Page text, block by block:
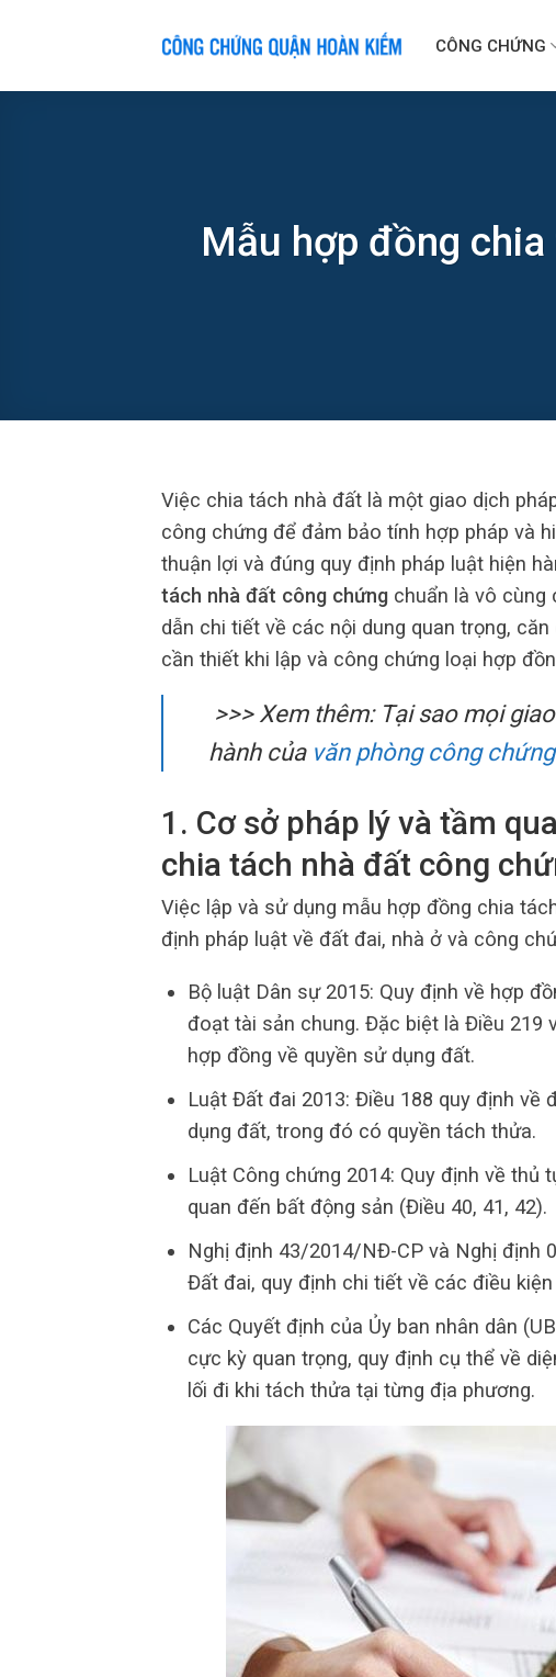
CÔNG CHỨNG
Mẫu hợp đồng
Việc chia tách nhà đất là một giao dịch
công chứng để đảm bảo tính hợp pháp và
thuận lợi và đúng quy định pháp luật hiện
tách nhà đất công chứng chuẩn là vô cùng
dẫn chi tiết về các nội dung quan trọng,
cần thiết khi lập và công chứng loại hợp
>>> Xem thêm: Tại sao mọi
hành củavăn phòng công chứng
1. Cơ sở pháp lý và tầm
chia tách nhà đất công
Việc lập và sử dụng mẫu hợp đồng chia
định pháp luật về đất đai, nhà ở và công
Bộ luật Dân sự 2015: Quy định về hợp
đoạt tài sản chung. Đặc biệt là Điều 219
hợp đồng về quyền sử dụng đất.
Luật Đất đai 2013: Điều 188 quy định về
dụng đất, trong đó có quyền tách thửa.
Luật Công chứng 2014: Quy định về thủ
quan đến bất động sản (Điều 40, 41, 42).
Nghị định 43/2014/NĐ-CP và Nghị định
Đất đai, quy định chi tiết về các điều
Các Quyết định của Ủy ban nhân dân
cực kỳ quan trọng, quy định cụ thể về
lối đi khi tách thửa tại từng địa phương.